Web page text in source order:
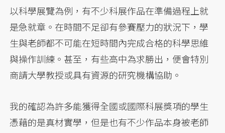
以科學展覽為例，有不少科展作品在準備過程上就
是急就章。在時間不足卻有參賽壓力的狀況下，學
生與老師都不可能在短時間內完成合格的科學思維
與操作訓練。甚至，有些高中為求勝出，便會特別
商請大學教授或具有資源的研究機構協助。
我的確認為許多能獲得全國或國際科展獎項的學生
憑藉的是真材實學，但是也有不少作品本身被老師